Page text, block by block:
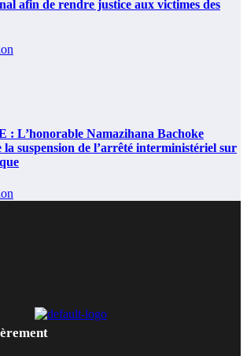
afin de rendre justice aux victimes des
L’honorable Namazihana Bachoke
suspension de l’arrêté interministériel sur